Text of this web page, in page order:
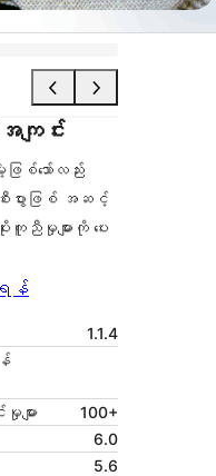
အကျင်း
စ်သော်လည်း
စီးပွားဖြစ် အဆင့်
ညီမှုများကို ပေး
န်
1.1.4
ျား
100+
6.0
5.6